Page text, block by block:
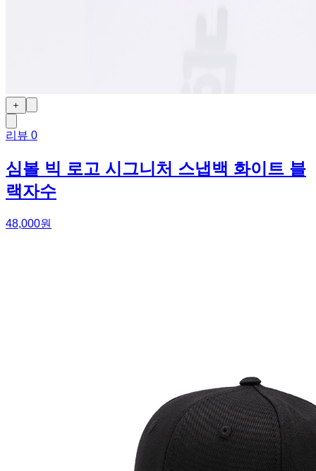
＋
리뷰 0
심볼 빅 로고 시그니처 스냅백 화이트 블
랙자수
48,000원